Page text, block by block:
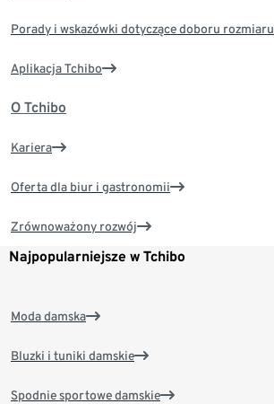
Porady i wskazówki dotyczące doboru rozmiaru
Aplikacja Tchibo
O Tchibo
Kariera
Oferta dla biur i gastronomii
Zrównoważony rozwój
Najpopularniejsze w Tchibo
Moda damska
Bluzki i tuniki damskie
Spodnie sportowe damskie